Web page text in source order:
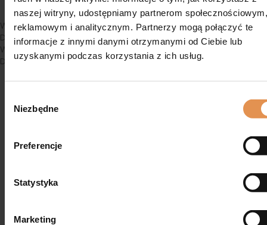
naszej witryny, udostępniamy partnerom społecznościowym,
reklamowym i analitycznym. Partnerzy mogą połączyć te
informacje z innymi danymi otrzymanymi od Ciebie lub
uzyskanymi podczas korzystania z ich usług.
Niezbędne
Preferencje
Statystyka
Marketing
Wyślij swoją ofertę
DirectoryPress Frontend Messages Addon Required
Wyślij Wiadomość
DirectoryPress Frontend Messages Addon Required.